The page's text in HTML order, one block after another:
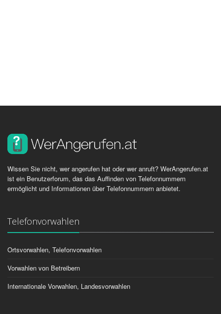
Wissen Sie nicht, wer angerufen hat oder wer anruft? WerAngerufen.at
ist ein Benutzerforum, das das Auffinden von Telefonnummern
ermöglicht und Informationen über Telefonnummern anbietet.
Telefonvorwahlen
Ortsvorwahlen, Telefonvorwahlen
Vorwahlen von Betreibern
Internationale Vorwahlen, Landesvorwahlen